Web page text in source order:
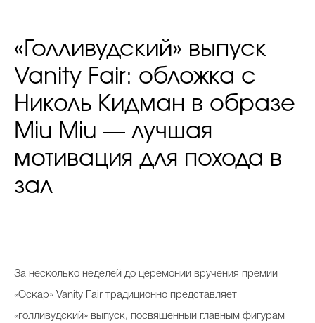
«Голливудский» выпуск
Vanity Fair: обложка с
Николь Кидман в образе
Miu Miu — лучшая
мотивация для похода в
зал
За несколько неделей до церемонии вручения премии
«Оскар» Vanity Fair традиционно представляет
«голливудский» выпуск, посвященный главным фигурам